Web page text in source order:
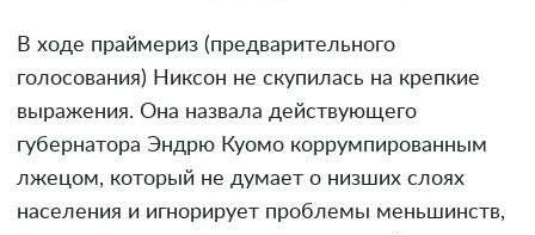
В ходе праймериз (предварительного
голосования) Никсон не скупилась на крепкие
выражения. Она назвала действующего
губернатора Эндрю Куомо коррумпированным
лжецом, который не думает о низших слоях
населения и игнорирует проблемы меньшинств,